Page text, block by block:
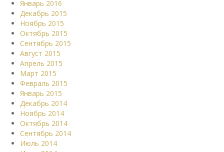
Январь 2016
Декабрь 2015
Ноябрь 2015
Октябрь 2015
Сентябрь 2015
Август 2015
Апрель 2015
Март 2015
Февраль 2015
Январь 2015
Декабрь 2014
Ноябрь 2014
Октябрь 2014
Сентябрь 2014
Июль 2014